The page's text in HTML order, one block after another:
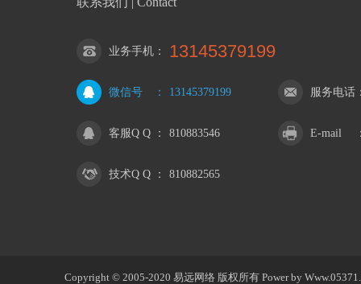
业务手机 ： 13145379199
微信号 ： 13145379199 服务电话
客服Q Q ： 810883546 E-mail
技术Q Q ： 810882565
Copyright © 2005-2020 易远网络 版权所有 Power by